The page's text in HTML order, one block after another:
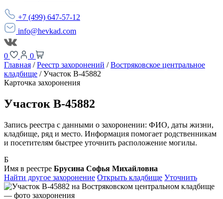
+7 (499) 647-57-12
info@hevkad.com
0
0
Главная / Реестр захоронений / Востряковское центральное
кладбище / Участок В-45882
Карточка захоронения
Участок В-45882
Запись реестра с данными о захоронении: ФИО, даты жизни,
кладбище, ряд и место. Информация помогает родственникам
и посетителям быстрее уточнить расположение могилы.
Б
Имя в реестре Брусина Софья Михайловна
Найти другое захоронение Открыть кладбище Уточнить